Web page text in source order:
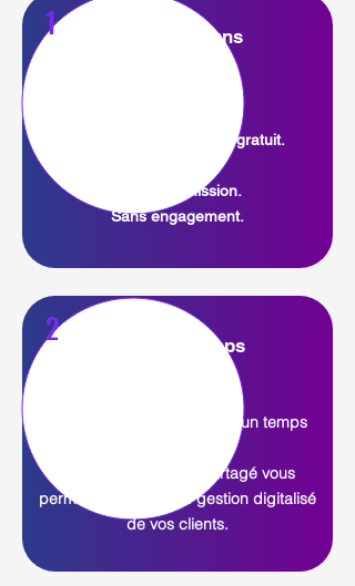
1
Gratuit et sans
MédiLiv est un service gratuit.
Sans commission.
Sans engagement.
2 Gain de temps
Avec le DMP vous gagnez un temps
Le dossier médical partagé vous
permettra d'avoir une gestion digitalisé
de vos clients.